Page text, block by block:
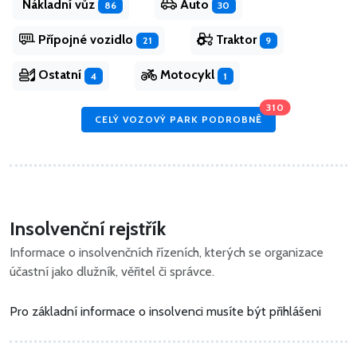
Nákladní vůz
86 Auto 30
Přípojné vozidlo 21 Traktor 9
Ostatní 4 Motocykl 1
CELÝ VOZOVÝ PARK PODROBNĚ
310
Insolvenční rejstřík
Informace o insolvenčních řízeních, kterých se organizace
účastní jako dlužník, věřitel či správce.
Pro základní informace o insolvenci musíte být přihlášeni